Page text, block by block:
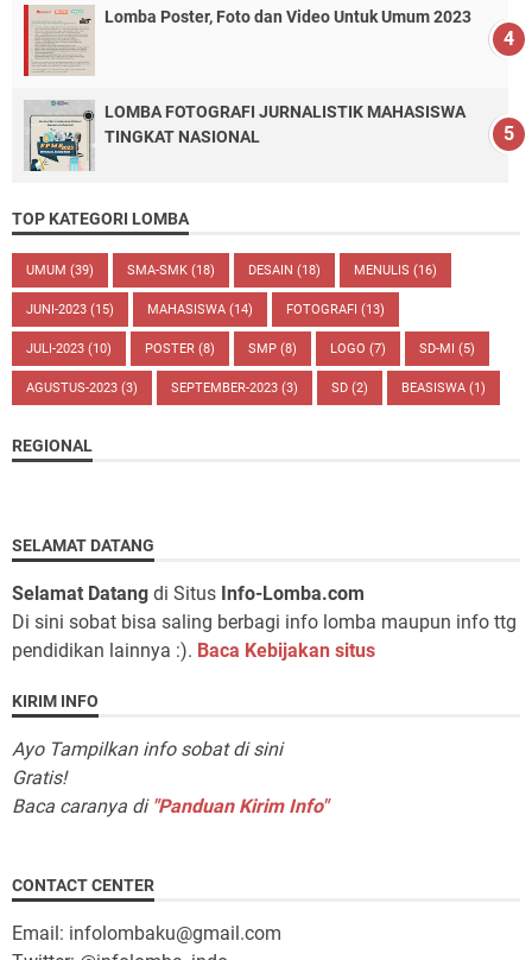
Lomba Poster, Foto dan Video Untuk Umum 2023
LOMBA FOTOGRAFI JURNALISTIK MAHASISWA
TINGKAT NASIONAL
TOP KATEGORI LOMBA
UMUM (39) SMA-SMK (18) DESAIN (18) MENULIS (16)
JUNI-2023 (15) MAHASISWA (14) FOTOGRAFI (13)
JULI-2023 (10) POSTER (8) SMP (8) LOGO (7) SD-MI (5)
AGUSTUS-2023 (3) SEPTEMBER-2023 (3) SD (2) BEASISWA (1)
REGIONAL
SELAMAT DATANG
Selamat Datang di Situs Info-Lomba.com
Di sini sobat bisa saling berbagi info lomba maupun info ttg
pendidikan lainnya :). Baca Kebijakan situs
KIRIM INFO
Ayo Tampilkan info sobat di sini
Gratis!
Baca caranya di "Panduan Kirim Info"
CONTACT CENTER
Email: infolombaku@gmail.com